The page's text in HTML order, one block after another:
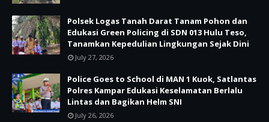
Polsek Logas Tanah Darat Tanam Pohon dan
Edukasi Green Policing di SDN 013 Hulu Teso,
Tanamkan Kepedulian Lingkungan Sejak Dini
July 27, 2026
Police Goes to School di MAN 1 Kuok, Satlantas
Polres Kampar Edukasi Keselamatan Berlalu
Lintas dan Bagikan Helm SNI
July 26, 2026